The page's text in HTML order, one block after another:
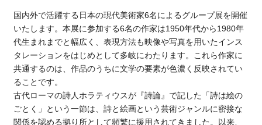
国内外で活躍する日本の現代美術家6名によるグループ展を開催
いたします。本展に参加する6名の作家は1950年代から1980年
代生まれまでと幅広く、表現方法も映像や写真を用いたインス
タレーションをはじめとして多岐にわたります。これら作家に
共通するのは、作品のうちに文学の要素が色濃く反映されてい
ることです。
古代ローマの詩人ホラティウスが『詩論』で記した「詩は絵の
ごとく」という一節は、詩と絵画という芸術ジャンルに密接な
関係を認める拠り所として頻繁に援用されてきました。以来、